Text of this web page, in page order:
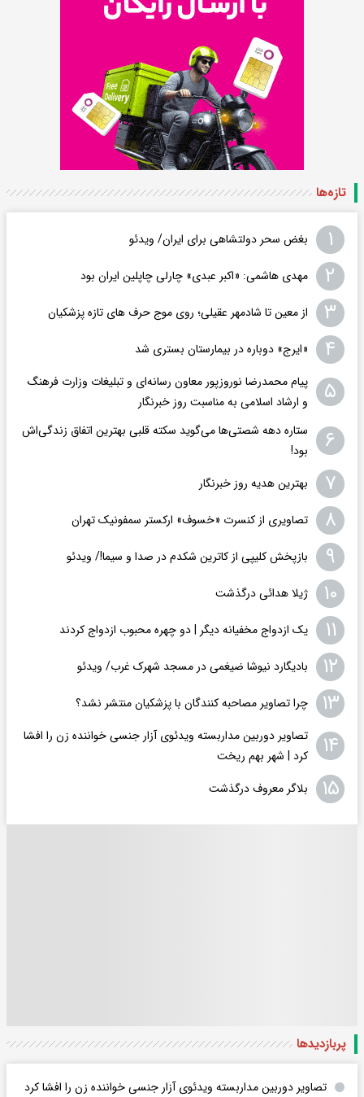
تازه‌ها
۱ بغض سحر دولتشاهی برای ایران/ ویدئو
۲ مهدی هاشمی: «اکبر عبدی» چارلی چاپلین ایران بود
۳ از معین تا شادمهر عقیلی؛ روی موج حرف های تازه پزشکیان
۴ «ایرج» دوباره در بیمارستان بستری شد
۵
پیام محمدرضا نوروزپور معاون رسانه‌ای و تبلیغات وزارت فرهنگ
و ارشاد اسلامی به مناسبت روز خبرنگار
۶
ستاره دهه شصتی‌ها می‌گوید سکته قلبی بهترین اتفاق زندگی‌اش
بود!
۷ بهترین هدیه روز خبرنگار
۸ تصاویری از کنسرت «خسوف» ارکستر سمفونیک تهران
۹ بازپخش کلیپی از کاترین شکدم در صدا و سیما!/ ویدئو
۱۰ ژیلا هدائی درگذشت
۱۱ یک ازدواج مخفیانه دیگر | دو چهره محبوب ازدواج کردند
۱۲ بادیگارد نیوشا ضیغمی در مسجد شهرک غرب/ ویدئو
۱۳ چرا تصاویر مصاحبه کنندگان با پزشکیان منتشر نشد؟
۱۴
تصاویر دوربین مداربسته ویدئوی آزار جنسی خواننده زن را افشا
کرد | شهر بهم ریخت
۱۵ بلاگر معروف درگذشت
پربازدید‌ها
تصاویر دوربین مداربسته ویدئوی آزار جنسی خواننده زن را افشا کرد